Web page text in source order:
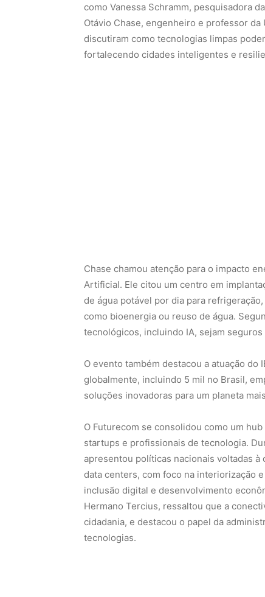
como Vanessa Schramm, pesquisadora
Otávio Chase, engenheiro e professor da
discutiram como tecnologias limpas
fortalecendo cidades inteligentes e
Chase chamou atenção para o impacto
Artificial. Ele citou um centro em
de água potável por dia para
como bioenergia ou reuso de água.
tecnológicos, incluindo IA, sejam
O evento também destacou a atuação do
globalmente, incluindo 5 mil no Brasil,
soluções inovadoras para um planeta
O Futurecom se consolidou como um
startups e profissionais de tecnologia.
apresentou políticas nacionais voltadas
data centers, com foco na interiorização
inclusão digital e desenvolvimento
Hermano Tercius, ressaltou que a
cidadania, e destacou o papel da
tecnologias.